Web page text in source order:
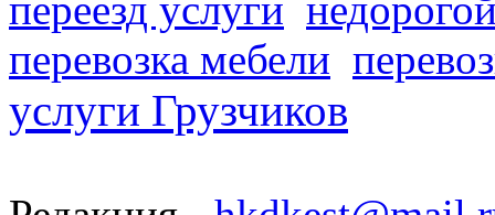
перевозка мебели
услуги Грузчиков